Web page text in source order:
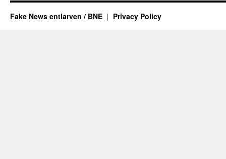
Fake News entlarven / BNE Privacy Policy